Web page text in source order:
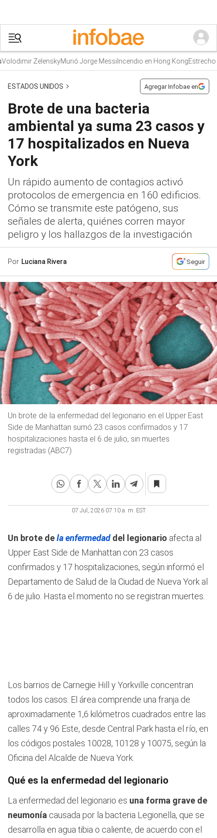
ZelenskyMurió Jorge MessiIncendio en Hong KongEstrecho de
ESTADOS UNIDOS Agregar Infobae en
Brote de una bacteria
ambiental ya suma 23 casos y
17 hospitalizados en Nueva
York
Un rápido aumento de contagios activó
protocolos de emergencia en 160 edificios.
Cómo se transmite este patógeno, sus
señales de alerta, quiénes corren mayor
peligro y los hallazgos de la investigación
Por Luciana Rivera Seguir
Un brote de la enfermedad del legionario en el Upper East
Side de Manhattan sumó 23 casos confirmados y 17
hospitalizaciones hasta el 6 de julio, sin muertes
registradas (ABC7)
07 Jul, 2026 07:10 a. m. EST
Un brote dela enfermedaddel legionario afecta al
Upper East Side de Manhattan con 23 casos
confirmados y 17 hospitalizaciones, según informó el
Departamento de Salud de la Ciudad de Nueva York al
6 de julio. Hasta el momento no se registran muertes.
Los barrios de Carnegie Hill y Yorkville concentran
todos los casos. El área comprende una franja de
aproximadamente 1,6 kilómetros cuadrados entre las
calles 74 y 96 Este, desde Central Park hasta el río, en
los códigos postales 10028, 10128 y 10075, según la
Oficina del Alcalde de Nueva York.
Qué es la enfermedad del legionario
La enfermedad del legionario es una forma grave de
neumonía causada por la bacteria Legionella, que se
desarrolla en agua tibia o caliente, de acuerdo con el